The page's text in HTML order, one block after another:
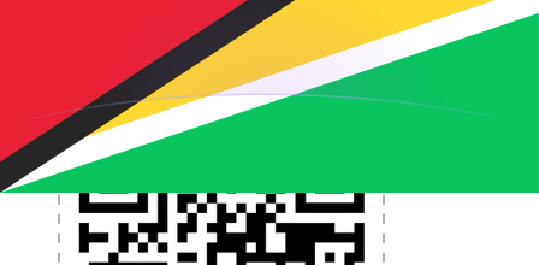
l'application dès aujourd'hui !